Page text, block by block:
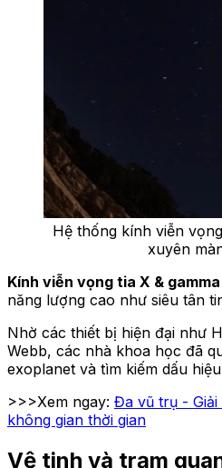
Hệ thống kính viễn
xuyên
Kính viễn vọng tia X & gamma
năng lượng cao như siêu tân
Nhờ các thiết bị hiện đại như
Webb, các nhà khoa học đã
exoplanet và tìm kiếm dấu
>>>Xem ngay: Đa vũ trụ -
không gian thời gian
Vệ tinh và trạm